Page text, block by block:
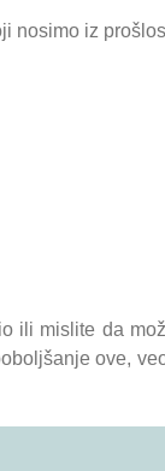
nosimo iz
ili mislite da
ove,